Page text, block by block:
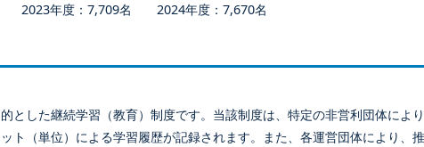
年度：7,709名 2024年度：7,670名
した継続学習（教育）制度です。当該制度は、特定の非営利団体によ
（単位）による学習履歴が記録されます。また、各運営団体により、